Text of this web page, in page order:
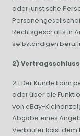
oder juristische
Rechtsgeschäfts in
selbständigen
2) Vertragsschluss
2.1 Der Kunde kann
oder über die
von eBay-
Abgabe eines
Verkäufer lässt dem